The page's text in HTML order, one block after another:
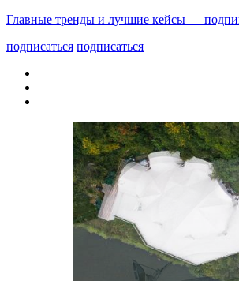
Главные тренды и лучшие кейсы —
подписаться подписаться